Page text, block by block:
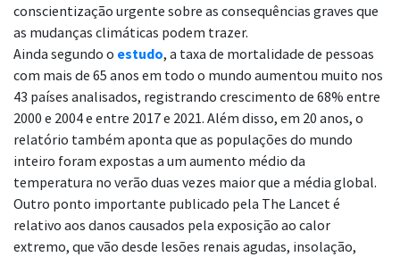
conscientização urgente sobre as consequências graves que
as mudanças climáticas podem trazer.
Ainda segundo o estudo, a taxa de mortalidade de pessoas
com mais de 65 anos em todo o mundo aumentou muito nos
43 países analisados, registrando crescimento de 68% entre
2000 e 2004 e entre 2017 e 2021. Além disso, em 20 anos, o
relatório também aponta que as populações do mundo
inteiro foram expostas a um aumento médio da
temperatura no verão duas vezes maior que a média global.
Outro ponto importante publicado pela The Lancet é
relativo aos danos causados pela exposição ao calor
extremo, que vão desde lesões renais agudas, insolação,